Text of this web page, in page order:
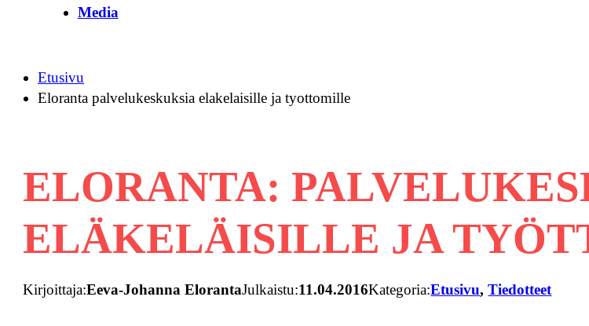
Media
Etusivu
Eloranta palvelukeskuksia elakelaisille ja tyottomille
ELORANTA:
ELÄKELÄISILLE JA
Kirjoittaja:Eeva-Johanna ElorantaJulkaistu:11.04.2016Kategoria:Etusivu, Tiedotteet